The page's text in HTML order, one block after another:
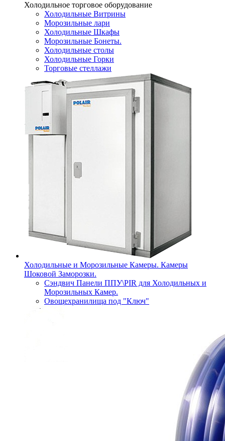
Холодильное торговое оборудование
Холодильные Витрины
Морозильные лари
Холодильные Шкафы
Морозильные Бонеты.
Холодильные столы
Холодильные Горки
Торговые стеллажи
Холодильные и Морозильные Камеры. Камеры
Шоковой Заморозки.
Сэндвич Панели ППУ\PIR для Холодильных и
Морозильных Камер.
Овощехранилища под "Ключ"